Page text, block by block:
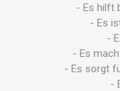
- Es hilft
- Es
-
- Es
- Es sorgt
-